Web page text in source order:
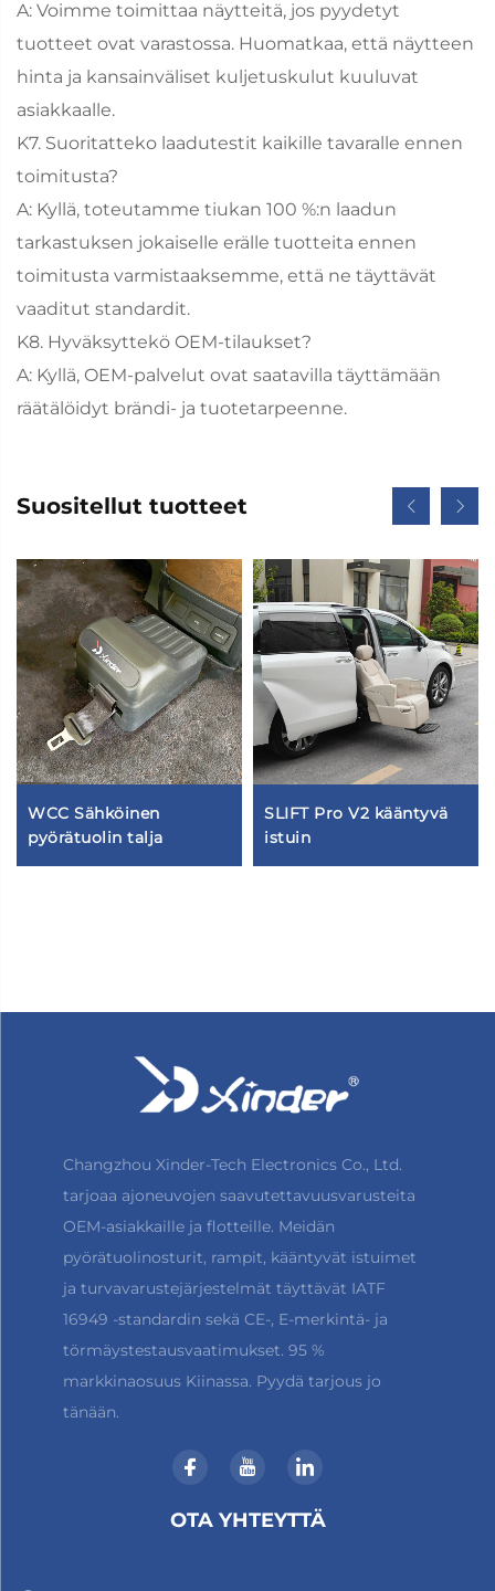
A: Voimme toimittaa näytteitä, jos pyydetyt
tuotteet ovat varastossa. Huomatkaa, että näytteen
hinta ja kansainväliset kuljetuskulut kuuluvat
asiakkaalle.
K7. Suoritatteko laadutestit kaikille tavaralle ennen
toimitusta?
A: Kyllä, toteutamme tiukan 100 %:n laadun
tarkastuksen jokaiselle erälle tuotteita ennen
toimitusta varmistaaksemme, että ne täyttävät
vaaditut standardit.
K8. Hyväksyttekö OEM-tilaukset?
A: Kyllä, OEM-palvelut ovat saatavilla täyttämään
räätälöidyt brändi- ja tuotetarpeenne.
Suositellut tuotteet
WCC Sähköinen
pyörätuolin talja
SLIFT Pro V2 kääntyvä
istuin
Changzhou Xinder-Tech Electronics Co., Ltd.
tarjoaa ajoneuvojen saavutettavuusvarusteita
OEM-asiakkaille ja flotteille. Meidän
pyörätuolinosturit, rampit, kääntyvät istuimet
ja turvavarustejärjestelmät täyttävät IATF
16949 -standardin sekä CE-, E-merkintä- ja
törmäystestausvaatimukset. 95 %
markkinaosuus Kiinassa. Pyydä tarjous jo
tänään.
OTA YHTEYTTÄ